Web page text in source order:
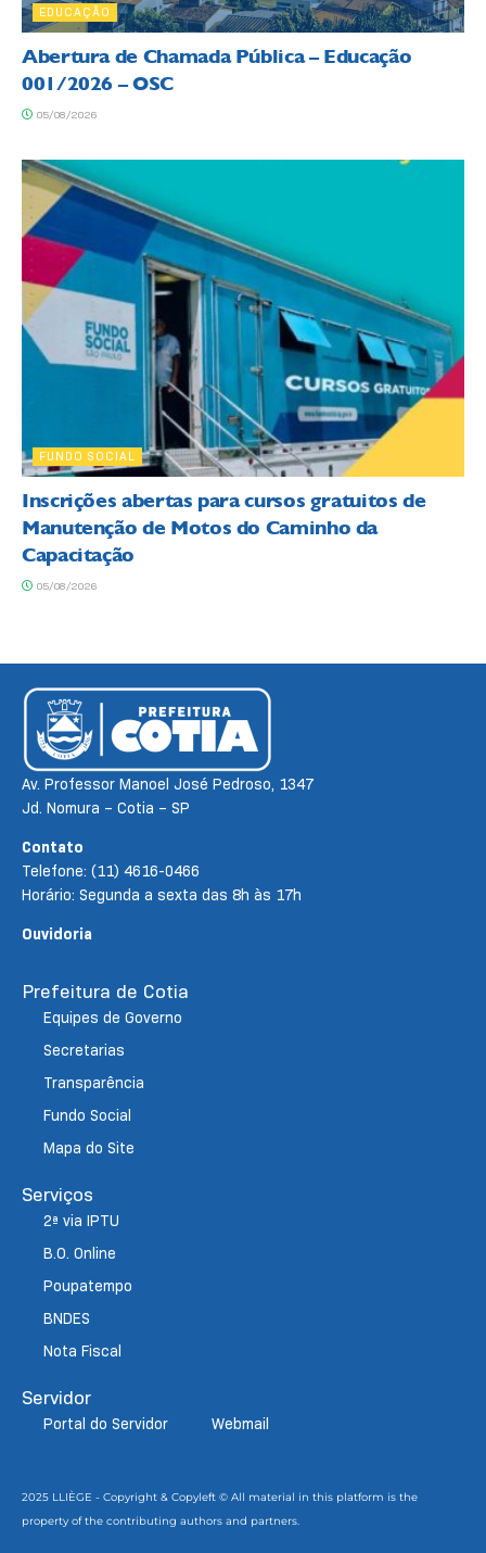
EDUCAÇÃO
Abertura de Chamada Pública – Educação
001/2026 – OSC
05/08/2026
FUNDO SOCIAL
Inscrições abertas para cursos gratuitos de
Manutenção de Motos do Caminho da
Capacitação
05/08/2026
Av. Professor Manoel José Pedroso, 1347
Jd. Nomura – Cotia – SP
Contato
Telefone: (11) 4616-0466
Horário: Segunda a sexta das 8h às 17h
Ouvidoria
Prefeitura de Cotia
Equipes de Governo
Secretarias
Transparência
Fundo Social
Mapa do Site
Serviços
2ª via IPTU
B.O. Online
Poupatempo
BNDES
Nota Fiscal
Servidor
Portal do Servidor Webmail
2025 LLIÈGE - Copyright & Copyleft © All material in this platform is the
property of the contributing authors and partners.